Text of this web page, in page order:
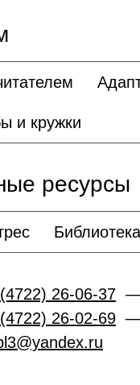
и кружки
ресурсы
26-06-37 —
26-02-69 —